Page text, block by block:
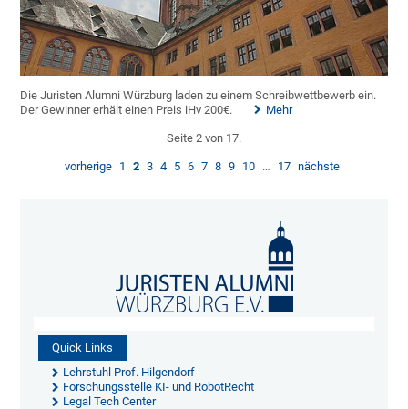
Die Juristen Alumni Würzburg laden zu einem Schreibwettbewerb ein.
Der Gewinner erhält einen Preis iHv 200€.
Mehr
Seite 2 von 17.
vorherige 1 2 3 4 5 6 7 8 9 10 … 17 nächste
Quick Links
Lehrstuhl Prof. Hilgendorf
Forschungsstelle KI- und RobotRecht
Legal Tech Center